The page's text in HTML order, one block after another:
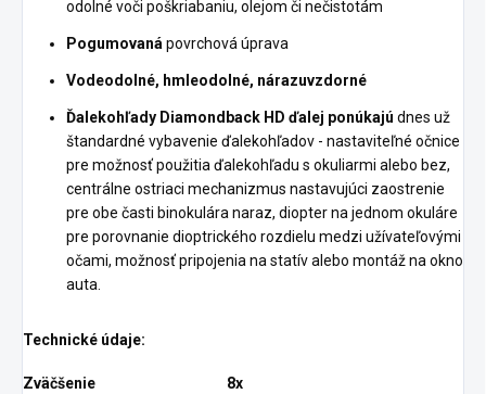
odolné voči poškriabaniu, olejom či nečistotám
Pogumovanápovrchová úprava
Vodeodolné, hmleodolné, nárazuvzdorné
Ďalekohľady Diamondback HD ďalej ponúkajú dnes už
štandardné vybavenie ďalekohľadov - nastaviteľné očnice
pre možnosť použitia ďalekohľadu s okuliarmi alebo bez,
centrálne ostriaci mechanizmus nastavujúci zaostrenie
pre obe časti binokulára naraz, diopter na jednom okuláre
pre porovnanie dioptrického rozdielu medzi užívateľovými
očami, možnosť pripojenia na statív alebo montáž na okno
auta.
Technické údaje:
Zväčšenie
8x